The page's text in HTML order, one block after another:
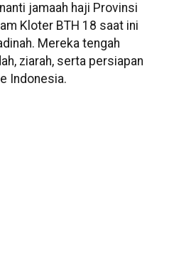
jamaah haji Provinsi
Kloter BTH 18 saat ini
Mereka tengah
ziarah, serta persiapan
Indonesia.